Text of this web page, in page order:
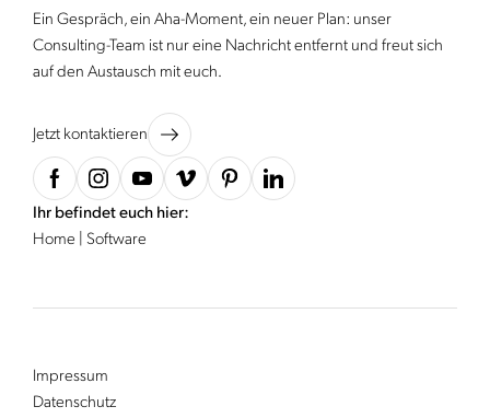
Ein Gespräch, ein Aha-Moment, ein neuer Plan: unser
Consulting-Team ist nur eine Nachricht entfernt und freut sich
auf den Austausch mit euch.
Jetzt kontaktieren
Ihr befindet euch hier:
Home
Software
Impressum
Datenschutz